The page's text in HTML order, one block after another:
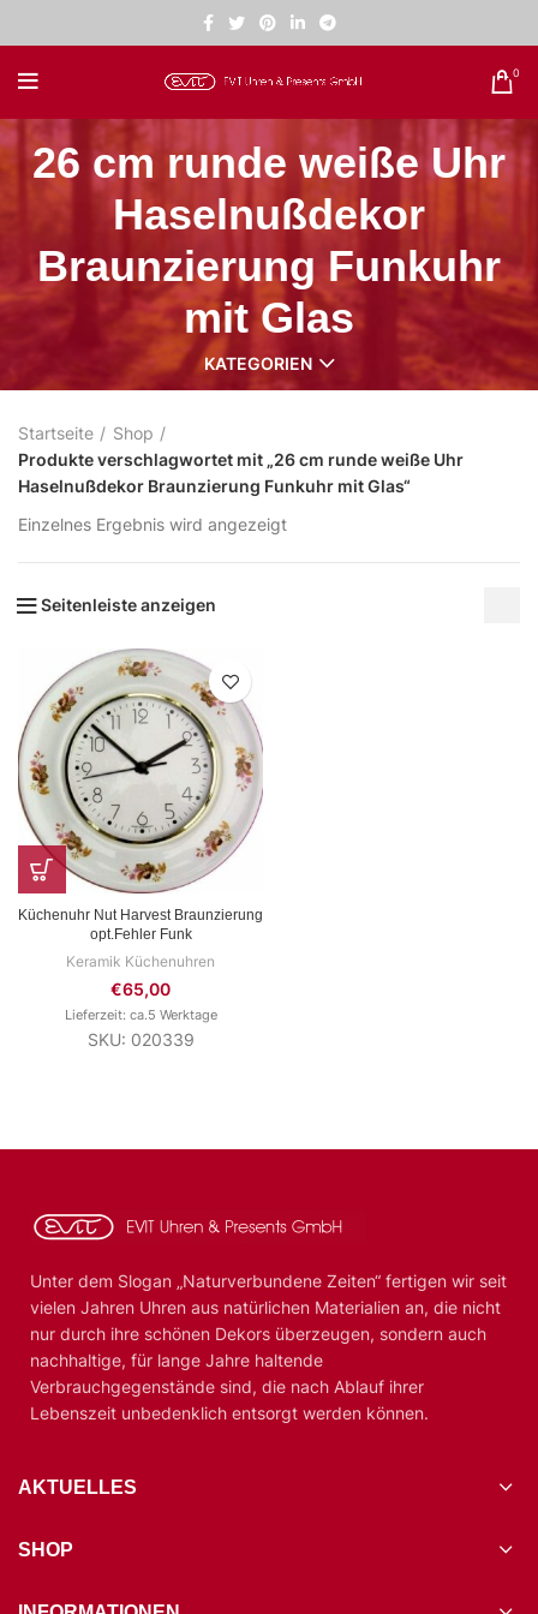
0
26 cm runde weiße Uhr
Haselnußdekor
Braunzierung Funkuhr
mit Glas
KATEGORIEN
Startseite
Shop
Produkte verschlagwortet mit „26 cm runde weiße Uhr
Haselnußdekor Braunzierung Funkuhr mit Glas“
Einzelnes Ergebnis wird angezeigt
Seitenleiste anzeigen
Küchenuhr Nut Harvest Braunzierung
opt.Fehler Funk
Keramik Küchenuhren
€65,00
Lieferzeit: ca.5 Werktage
SKU: 020339
Unter dem Slogan „Naturverbundene Zeiten“ fertigen wir seit
vielen Jahren Uhren aus natürlichen Materialien an, die nicht
nur durch ihre schönen Dekors überzeugen, sondern auch
nachhaltige, für lange Jahre haltende
Verbrauchgegenstände sind, die nach Ablauf ihrer
Lebenszeit unbedenklich entsorgt werden können.
AKTUELLES
SHOP